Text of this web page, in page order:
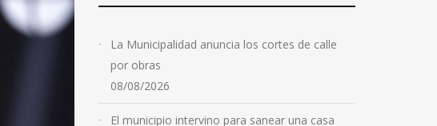
La Municipalidad anuncia los cortes de calle
por obras
08/08/2026
El municipio intervino para sanear una casa